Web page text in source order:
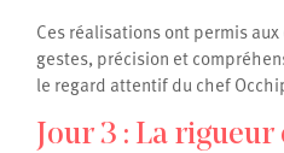
Ces réalisations ont permis
gestes, précision et
le regard attentif du chef
Jour 3 : La